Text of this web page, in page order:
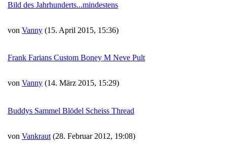
Bild des Jahrhunderts...mindestens
von Vanny (15. April 2015, 15:36)
Frank Farians Custom Boney M Neve Pult
von Vanny (14. März 2015, 15:29)
Buddys Sammel Blödel Scheiss Thread
von Vankraut (28. Februar 2012, 19:08)